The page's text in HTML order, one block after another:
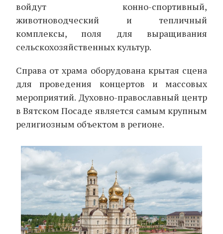
войдут конно-спортивный,
животноводческий и тепличный
комплексы, поля для выращивания
сельскохозяйственных культур.
Справа от храма оборудована крытая сцена
для проведения концертов и массовых
мероприятий. Духовно-православный центр
в Вятском Посаде является самым крупным
религиозным объектом в регионе.